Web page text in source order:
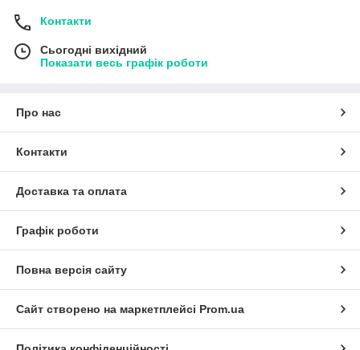
Контакти
Сьогодні вихідний
Показати весь графік роботи
Про нас
Контакти
Доставка та оплата
Графік роботи
Повна версія сайту
Сайт створено на маркетплейсі Prom.ua